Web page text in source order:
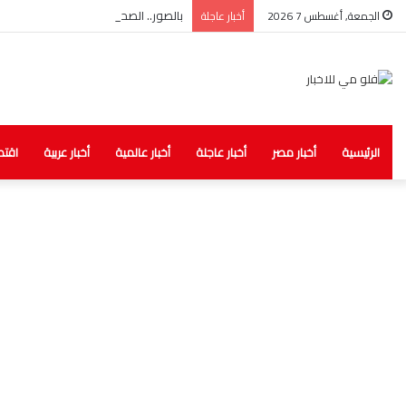
الجمعة, أغسطس 7 2026 أخبار عاجلة بالصور.. الصحة: ضبط مخزن غير مرخص
الرئيسية أخبار مصر أخبار عاجلة أخبار عالمية أخبار عربية